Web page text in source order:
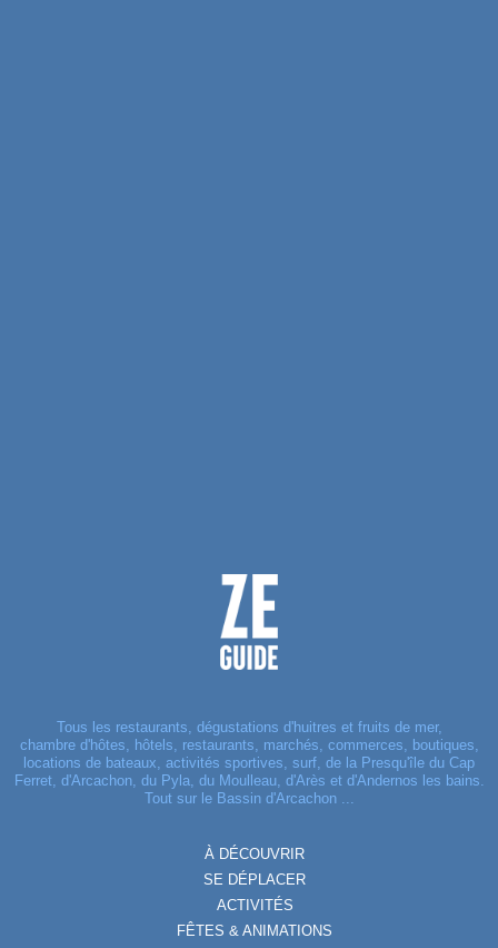
Tous les restaurants, dégustations d'huitres et fruits de mer,
chambre d'hôtes, hôtels, restaurants, marchés, commerces, boutiques,
locations de bateaux, activités sportives, surf, de la Presqu'île du Cap
Ferret, d'Arcachon, du Pyla, du Moulleau, d'Arès et d'Andernos les bains.
Tout sur le Bassin d'Arcachon ...
À DÉCOUVRIR
SE DÉPLACER
ACTIVITÉS
FÊTES & ANIMATIONS